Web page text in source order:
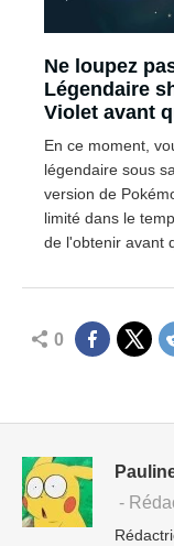
Ne loupez
Légendaire
Violet avant
En ce moment,
légendaire sous
version de
limité dans le
de l'obtenir avant
0
-